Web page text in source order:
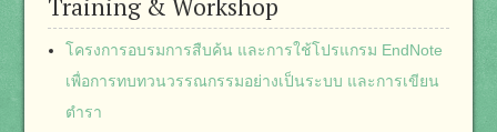
โครงการอบรมการสืบค้น และการใช้โปรแกรม EndNote
เพื่อการทบทวนวรรณกรรมอย่างเป็นระบบ และการเขียน
ตำรา